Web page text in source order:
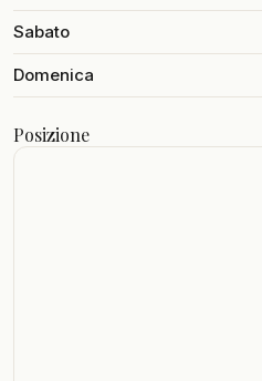
Sabato
Domenica
Posizione